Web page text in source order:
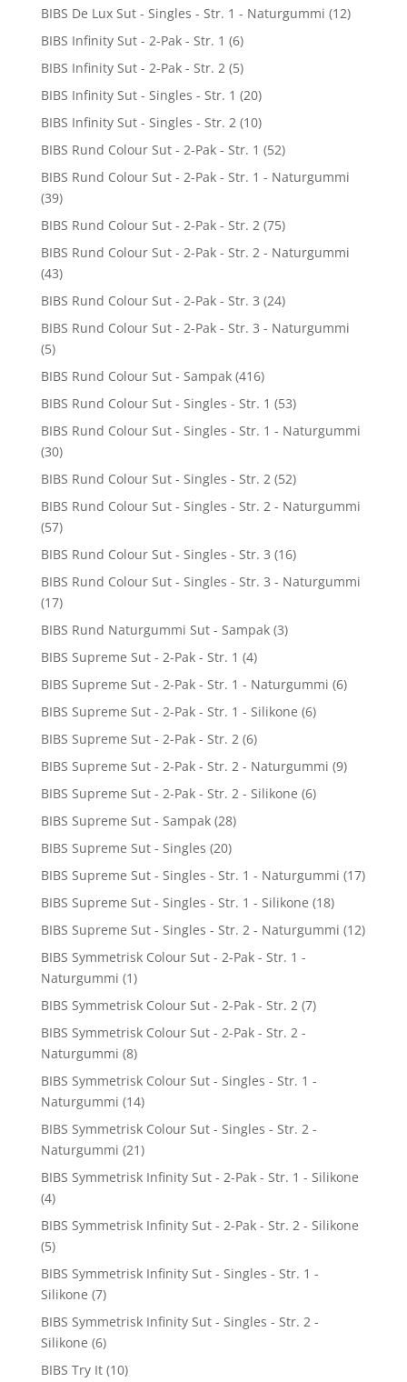
BIBS De Lux Sut - Singles - Str. 1 - Naturgummi (12)
BIBS Infinity Sut - 2-Pak - Str. 1 (6)
BIBS Infinity Sut - 2-Pak - Str. 2 (5)
BIBS Infinity Sut - Singles - Str. 1 (20)
BIBS Infinity Sut - Singles - Str. 2 (10)
BIBS Rund Colour Sut - 2-Pak - Str. 1 (52)
BIBS Rund Colour Sut - 2-Pak - Str. 1 - Naturgummi
(39)
BIBS Rund Colour Sut - 2-Pak - Str. 2 (75)
BIBS Rund Colour Sut - 2-Pak - Str. 2 - Naturgummi
(43)
BIBS Rund Colour Sut - 2-Pak - Str. 3 (24)
BIBS Rund Colour Sut - 2-Pak - Str. 3 - Naturgummi
(5)
BIBS Rund Colour Sut - Sampak (416)
BIBS Rund Colour Sut - Singles - Str. 1 (53)
BIBS Rund Colour Sut - Singles - Str. 1 - Naturgummi
(30)
BIBS Rund Colour Sut - Singles - Str. 2 (52)
BIBS Rund Colour Sut - Singles - Str. 2 - Naturgummi
(57)
BIBS Rund Colour Sut - Singles - Str. 3 (16)
BIBS Rund Colour Sut - Singles - Str. 3 - Naturgummi
(17)
BIBS Rund Naturgummi Sut - Sampak (3)
BIBS Supreme Sut - 2-Pak - Str. 1 (4)
BIBS Supreme Sut - 2-Pak - Str. 1 - Naturgummi (6)
BIBS Supreme Sut - 2-Pak - Str. 1 - Silikone (6)
BIBS Supreme Sut - 2-Pak - Str. 2 (6)
BIBS Supreme Sut - 2-Pak - Str. 2 - Naturgummi (9)
BIBS Supreme Sut - 2-Pak - Str. 2 - Silikone (6)
BIBS Supreme Sut - Sampak (28)
BIBS Supreme Sut - Singles (20)
BIBS Supreme Sut - Singles - Str. 1 - Naturgummi (17)
BIBS Supreme Sut - Singles - Str. 1 - Silikone (18)
BIBS Supreme Sut - Singles - Str. 2 - Naturgummi (12)
BIBS Symmetrisk Colour Sut - 2-Pak - Str. 1 -
Naturgummi (1)
BIBS Symmetrisk Colour Sut - 2-Pak - Str. 2 (7)
BIBS Symmetrisk Colour Sut - 2-Pak - Str. 2 -
Naturgummi (8)
BIBS Symmetrisk Colour Sut - Singles - Str. 1 -
Naturgummi (14)
BIBS Symmetrisk Colour Sut - Singles - Str. 2 -
Naturgummi (21)
BIBS Symmetrisk Infinity Sut - 2-Pak - Str. 1 - Silikone
(4)
BIBS Symmetrisk Infinity Sut - 2-Pak - Str. 2 - Silikone
(5)
BIBS Symmetrisk Infinity Sut - Singles - Str. 1 -
Silikone (7)
BIBS Symmetrisk Infinity Sut - Singles - Str. 2 -
Silikone (6)
BIBS Try It (10)